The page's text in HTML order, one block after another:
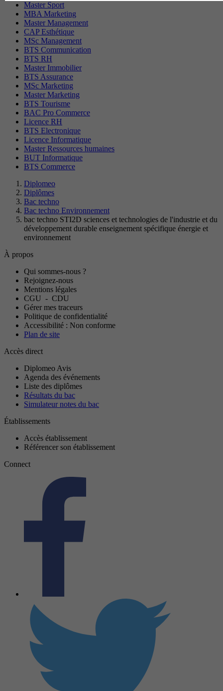
Master Sport
MBA Marketing
Master Management
CAP Esthétique
MSc Management
BTS Communication
BTS RH
Master Immobilier
BTS Assurance
MSc Marketing
Master Marketing
BTS Tourisme
BAC Pro Commerce
Licence RH
BTS Electronique
Licence Informatique
Master Ressources humaines
BUT Informatique
BTS Commerce
Diplomeo
Diplômes
Bac techno
Bac techno Environnement
bac techno STI2D sciences et technologies de l'industrie et du
développement durable enseignement spécifique énergie et
environnement
À propos
Qui sommes-nous ?
Rejoignez-nous
Mentions légales
CGU - CDU
Gérer mes traceurs
Politique de confidentialité
Accessibilité : Non conforme
Plan de site
Accès direct
Diplomeo Avis
Agenda des événements
Liste des diplômes
Résultats du bac
Simulateur notes du bac
Établissements
Accès établissement
Référencer son établissement
Connect